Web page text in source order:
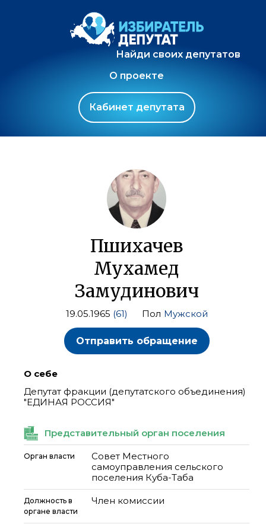
Найди своих депутатов
О проекте
Кабинет депутата
Пшихачев
Мухамед
Замудинович
19.05.1965 (61) Пол Мужской
Отправить обращение
О себе
Депутат фракции (депутатского объединения)
"ЕДИНАЯ РОССИЯ"
Представительный орган поселения
Орган власти
Совет Местного
самоуправления сельского
поселения Куба-Таба
Должность в
органе власти
Член комиссии